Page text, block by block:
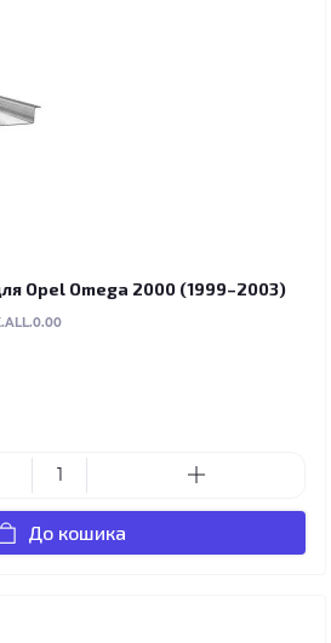
Opel Omega 2000 (1999–2003)
До кошика